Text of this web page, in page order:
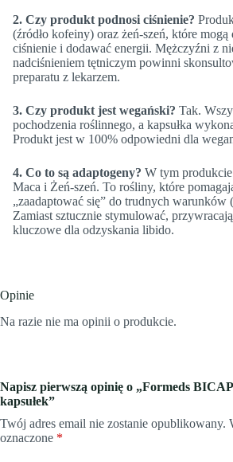
2. Czy produkt podnosi ciśnienie?
(źródło kofeiny) oraz żeń-szeń, które
ciśnienie i dodawać energii. Mężczyźni z
nadciśnieniem tętniczym powinni
preparatu z lekarzem.
3. Czy produkt jest wegański? Tak.
pochodzenia roślinnego, a kapsułka
Produkt jest w 100% odpowiedni dla
4. Co to są adaptogeny? W tym produkcie
Maca i Żeń-szeń. To rośliny, które
„zaadaptować się” do trudnych warunków
Zamiast sztucznie stymulować,
kluczowe dla odzyskania libido.
Opinie
Na razie nie ma opinii o produkcie.
Napisz pierwszą opinię o „Formeds
kapsułek”
Twój adres email nie zostanie opublikowany.
oznaczone *